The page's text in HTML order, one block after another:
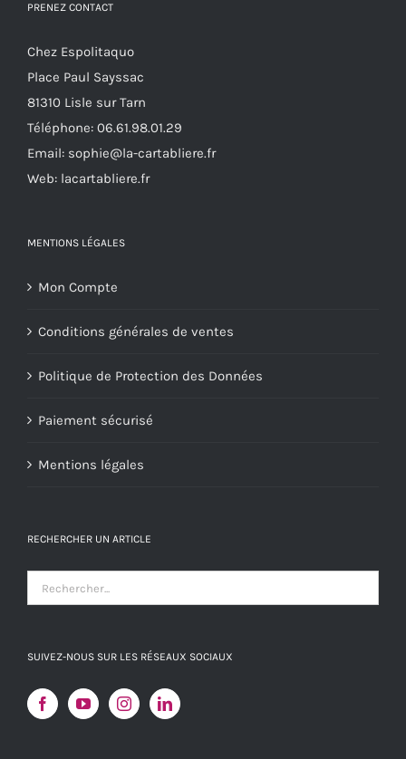
PRENEZ CONTACT
Chez Espolitaquo
Place Paul Sayssac
81310 Lisle sur Tarn
Téléphone: 06.61.98.01.29
Email: sophie@la-cartabliere.fr
Web: lacartabliere.fr
MENTIONS LÉGALES
Mon Compte
Conditions générales de ventes
Politique de Protection des Données
Paiement sécurisé
Mentions légales
RECHERCHER UN ARTICLE
SUIVEZ-NOUS SUR LES RÉSEAUX SOCIAUX